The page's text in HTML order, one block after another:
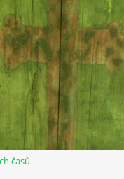
Kontaktní osoba:
Miroslava Cinkeisová
723 967 851
Mirkaci@email.cz
© 2026 eStránky.cz RSS
časů